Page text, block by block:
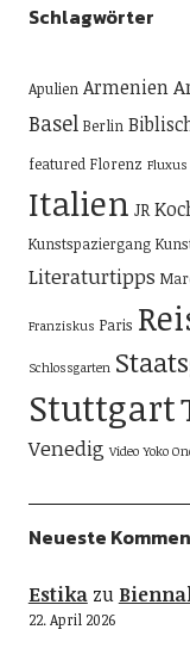
Schlagwörter
Apulien Armenien
Basel Berlin
featured Florenz Fluxus
Italien JR
Kunstspaziergang
Literaturtipps
Franziskus Paris
Schlossgarten
Stuttgart
Venedig Video Yoko
Neueste
Estikazu
22. April 2026